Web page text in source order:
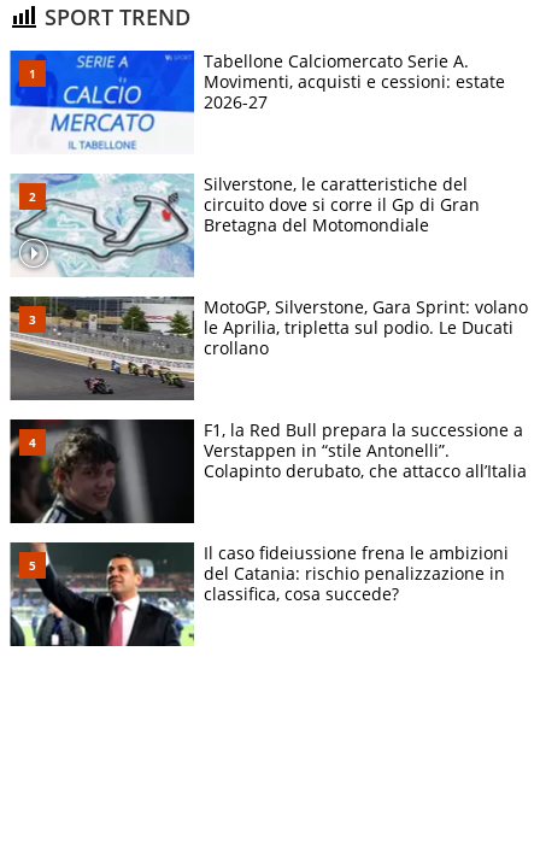
SPORT TREND
Tabellone Calciomercato Serie A.
Movimenti, acquisti e cessioni: estate
2026-27
Silverstone, le caratteristiche del
circuito dove si corre il Gp di Gran
Bretagna del Motomondiale
MotoGP, Silverstone, Gara Sprint: volano
le Aprilia, tripletta sul podio. Le Ducati
crollano
F1, la Red Bull prepara la successione a
Verstappen in “stile Antonelli”.
Colapinto derubato, che attacco all’Italia
Il caso fideiussione frena le ambizioni
del Catania: rischio penalizzazione in
classifica, cosa succede?